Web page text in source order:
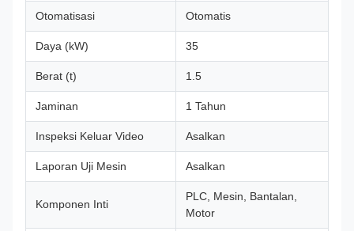
Otomatisasi Otomatis
Daya (kW) 35
Berat (t) 1.5
Jaminan 1 Tahun
Inspeksi Keluar Video Asalkan
Laporan Uji Mesin Asalkan
Komponen Inti
PLC, Mesin, Bantalan,
Motor